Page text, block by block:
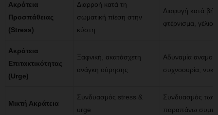
Ακράτεια
Προσπάθειας
(Stress)
Διαρροή κατά τη
σωματική πίεση στην
κύστη
Διαφυγή κατά
φτέρνισμα,
Ακράτεια
Επιτακτικότητας
(Urge)
Ξαφνική, ακατάσχετη
ανάγκη ούρησης
Αδυναμία
συχνοουρία,
Μικτή Ακράτεια
Συνδυασμός stress &
urge
Συνδυασμός των
παραπάνω